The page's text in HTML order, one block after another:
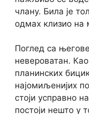
члану. Била је
одмах клизио на
Поглед са
невероватан.
планинских
најомиљенијих
стоји усправно
постоји нешто у